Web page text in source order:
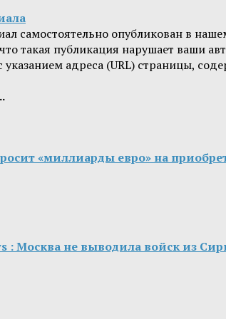
самостоятельно опубликован в
такая публикация нарушает ваши
указанием адреса (URL) страницы,
«миллиарды евро» на
: Москва не выводила войск из